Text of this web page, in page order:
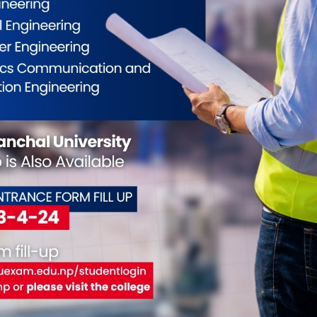
एक्स्पोको तयारी
४० नयाँ मोडल
हुँदै
समावेशीता नारामा मात्र नभई
राज्यका नीति
र स्रोतमा देखिनुपर्छ
: उपराष्ट्रपति यादव
घोषणा,